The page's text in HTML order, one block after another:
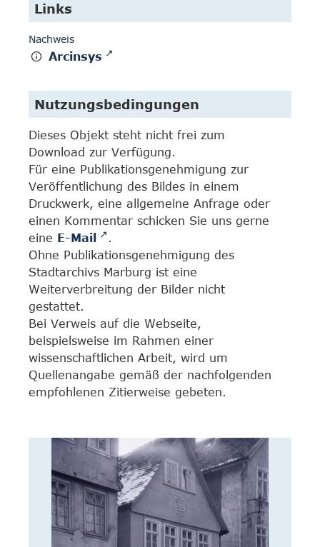
Links
Nachweis
Arcinsys
Nutzungsbedingungen
Dieses Objekt steht nicht frei zum
Download zur Verfügung.
Für eine Publikationsgenehmigung zur
Veröffentlichung des Bildes in einem
Druckwerk, eine allgemeine Anfrage oder
einen Kommentar schicken Sie uns gerne
eine E-Mail
.
Ohne Publikationsgenehmigung des
Stadtarchivs Marburg ist eine
Weiterverbreitung der Bilder nicht
gestattet.
Bei Verweis auf die Webseite,
beispielsweise im Rahmen einer
wissenschaftlichen Arbeit, wird um
Quellenangabe gemäß der nachfolgenden
empfohlenen Zitierweise gebeten.